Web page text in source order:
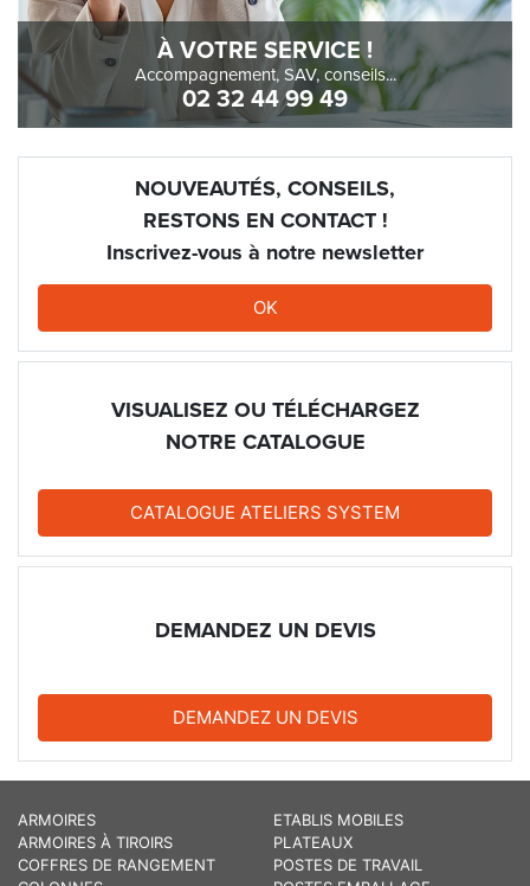
À VOTRE SERVICE !
Accompagnement, SAV, conseils...
02 32 44 99 49
NOUVEAUTÉS, CONSEILS,
RESTONS EN CONTACT !
Inscrivez-vous à notre newsletter
OK
VISUALISEZ OU TÉLÉCHARGEZ
NOTRE CATALOGUE
CATALOGUE ATELIERS SYSTEM
DEMANDEZ UN DEVIS
DEMANDEZ UN DEVIS
ARMOIRES
ARMOIRES À TIROIRS
COFFRES DE RANGEMENT
ETABLIS MOBILES
PLATEAUX
POSTES DE TRAVAIL